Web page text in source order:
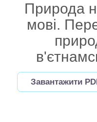
Природа
мові.
Завантажити